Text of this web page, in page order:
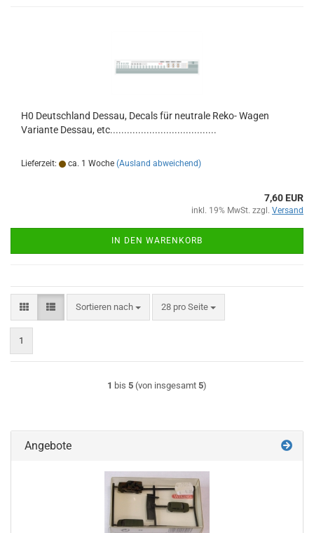
H0 Deutschland Dessau, Decals für neutrale Reko- Wagen
Variante Dessau, etc......................................
Lieferzeit: ca. 1 Woche (Ausland abweichend)
7,60 EUR
inkl. 19% MwSt. zzgl. Versand
IN DEN WARENKORB
Sortieren nach
Sortieren nach 28 pro Seite
pro Seite
1
1 bis 5 (von insgesamt 5)
Angebote